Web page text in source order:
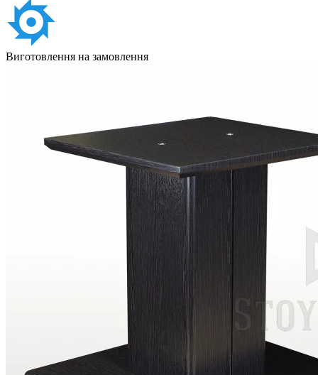
Виготовлення на замовлення